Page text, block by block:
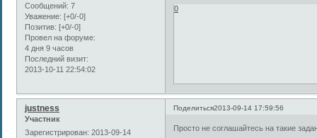
Сообщений: 7
Уважение: [+0/-0]
Позитив: [+0/-0]
Провел на форуме:
4 дня 9 часов
Последний визит:
2013-10-11 22:54:02
0
Поделиться2013-09-14 17:59:56
justness
Участник
Зарегистрирован: 2013-09-14
Просто не соглашайтесь на такие